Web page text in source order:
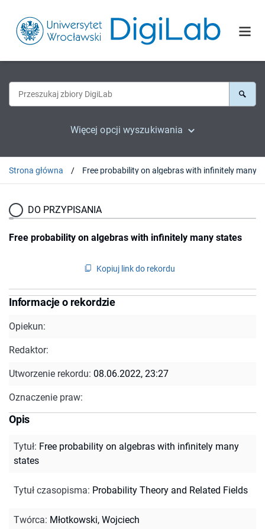
Więcej opcji wyszukiwania
Strona główna
DO PRZYPISANIA
Free probability on algebras with infinitely many states
Kopiuj link do rekordu
Informacje o rekordzie
Opiekun:
Redaktor:
Utworzenie rekordu: 08.06.2022, 23:27
Oznaczenie praw:
Opis
Tytuł: Free probability on algebras with infinitely many
states
Tytuł czasopisma: Probability Theory and Related Fields
Twórca: Młotkowski, Wojciech